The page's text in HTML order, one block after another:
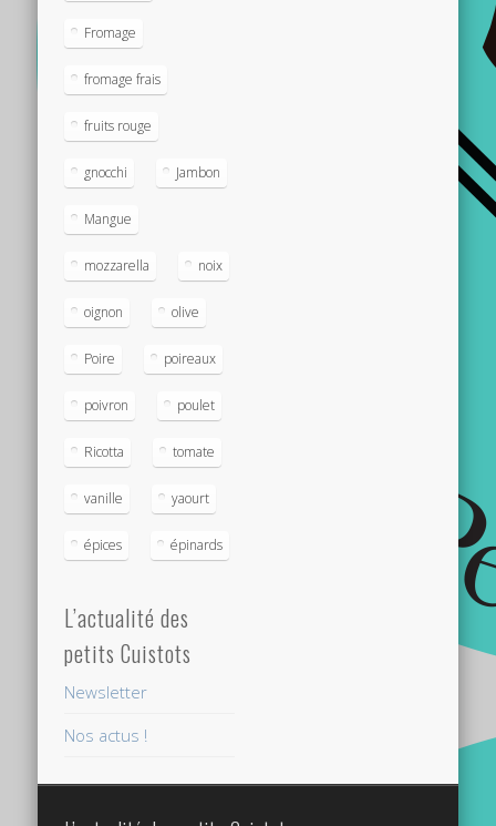
Fromage
fromage frais
fruits rouge
gnocchi Jambon
Mangue
mozzarella noix
oignon olive
Poire poireaux
poivron poulet
Ricotta tomate
vanille yaourt
épices épinards
L’actualité des
petits Cuistots
Newsletter
Nos actus !